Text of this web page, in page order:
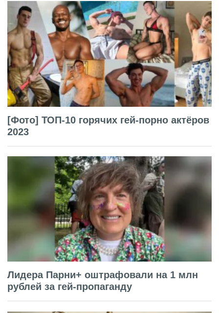
[Фото] ТОП-10 горячих гей-порно актёров
2023
Лидера Парни+ оштрафовали на 1 млн
рублей за гей-пропаганду